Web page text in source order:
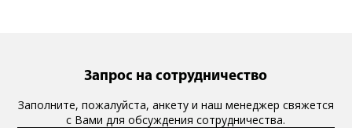
Запрос на сотрудничество
Заполните, пожалуйста, анкету и наш менеджер свяжется
с Вами для обсуждения сотрудничества.